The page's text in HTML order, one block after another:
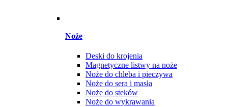
Noże
Deski do krojenia
Magnetyczne listwy na noże
Noże do chleba i pieczywa
Noże do sera i masła
Noże do steków
Noże do wykrawania